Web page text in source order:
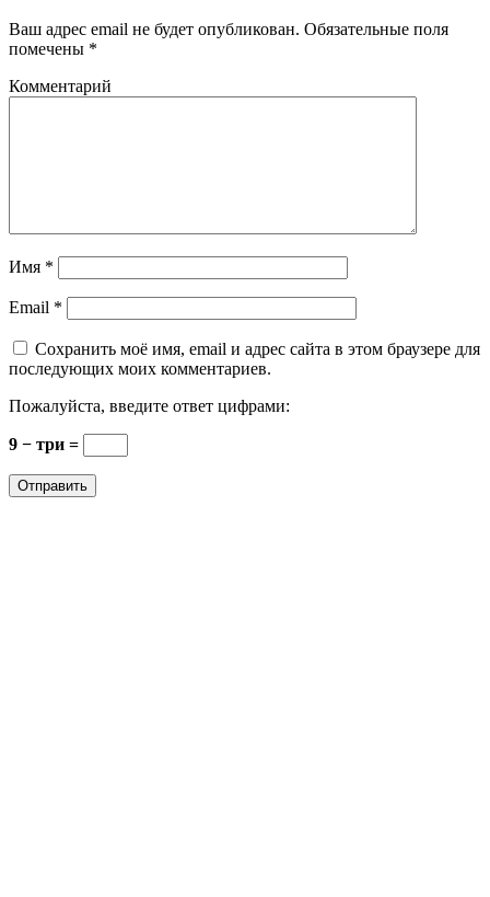
Ваш адрес email не будет опубликован. Обязательные поля
помечены *
Комментарий
Имя *
Email *
Сохранить моё имя, email и адрес сайта в этом браузере для
последующих моих комментариев.
Пожалуйста, введите ответ цифрами:
9 − три =